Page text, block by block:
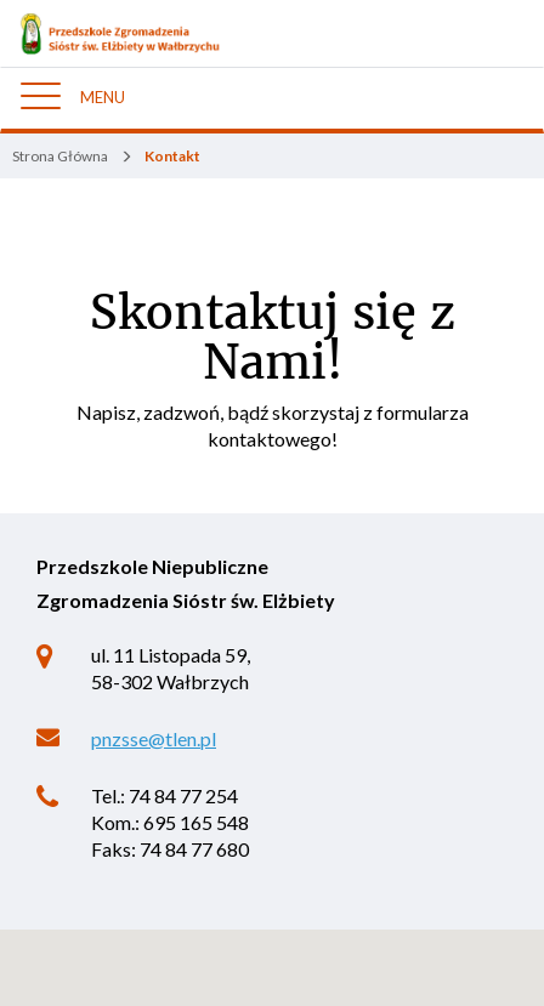
Nawigacja
MENU
Strona Główna Kontakt
Skontaktuj się z
Nami!
Napisz, zadzwoń, bądź skorzystaj z formularza
kontaktowego!
Przedszkole Niepubliczne
Zgromadzenia Sióstr św. Elżbiety
ul. 11 Listopada 59,
58-302 Wałbrzych
pnzsse@tlen.pl
Tel.: 74 84 77 254
Kom.: 695 165 548
Faks: 74 84 77 680